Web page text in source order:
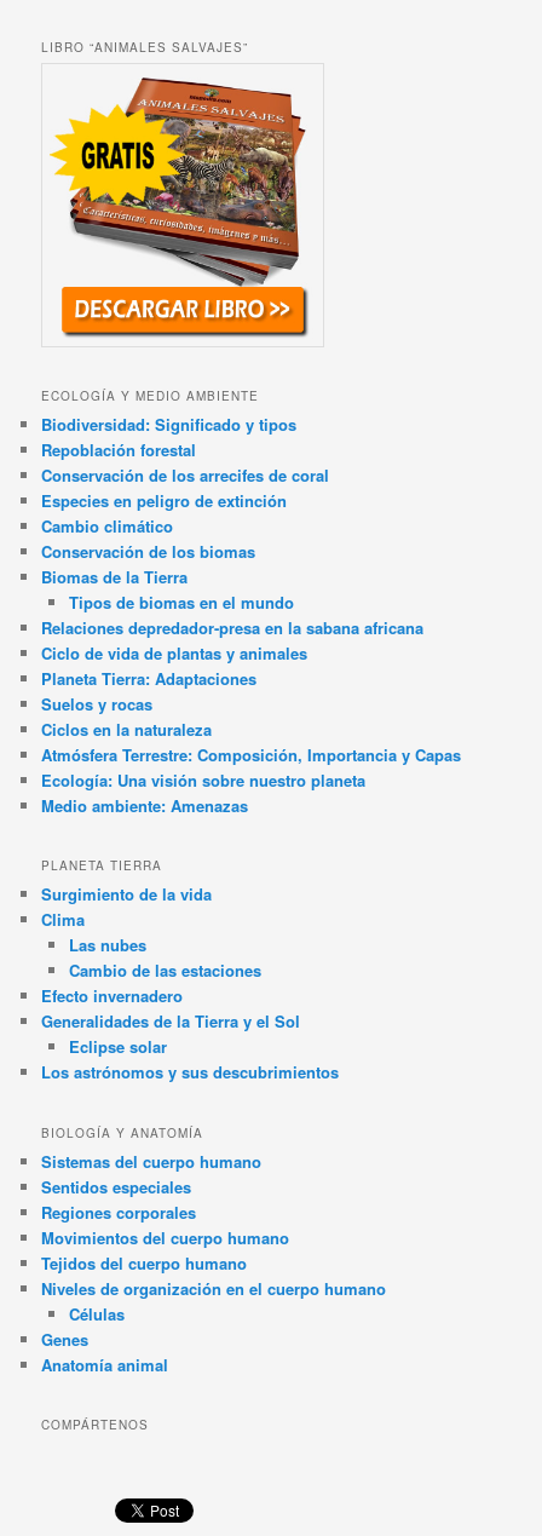
LIBRO “ANIMALES SALVAJES”
ECOLOGÍA Y MEDIO AMBIENTE
Biodiversidad: Significado y tipos
Repoblación forestal
Conservación de los arrecifes de coral
Especies en peligro de extinción
Cambio climático
Conservación de los biomas
Biomas de la Tierra
Tipos de biomas en el mundo
Relaciones depredador-presa en la sabana africana
Ciclo de vida de plantas y animales
Planeta Tierra: Adaptaciones
Suelos y rocas
Ciclos en la naturaleza
Atmósfera Terrestre: Composición, Importancia y Capas
Ecología: Una visión sobre nuestro planeta
Medio ambiente: Amenazas
PLANETA TIERRA
Surgimiento de la vida
Clima
Las nubes
Cambio de las estaciones
Efecto invernadero
Generalidades de la Tierra y el Sol
Eclipse solar
Los astrónomos y sus descubrimientos
BIOLOGÍA Y ANATOMÍA
Sistemas del cuerpo humano
Sentidos especiales
Regiones corporales
Movimientos del cuerpo humano
Tejidos del cuerpo humano
Niveles de organización en el cuerpo humano
Células
Genes
Anatomía animal
COMPÁRTENOS